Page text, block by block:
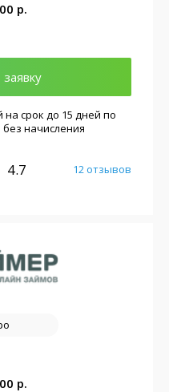
р.
срок до 15 дней по
без начисления
4.7 12 отзывов
р.